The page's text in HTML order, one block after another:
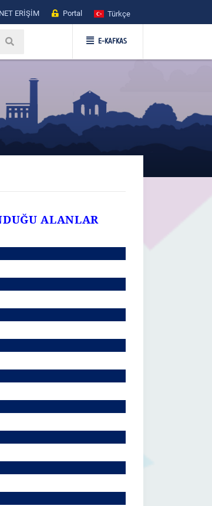
ERİŞİM Portal Türkçe
E-KAFKAS
ALANLAR